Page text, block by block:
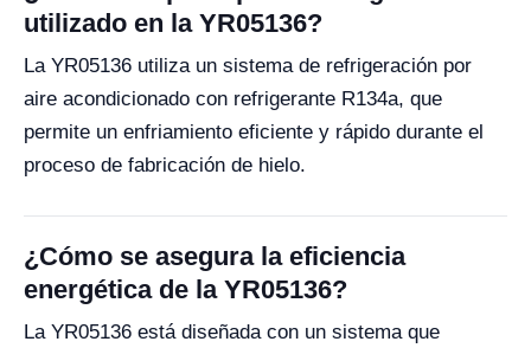
utilizado en la YR05136?
La YR05136 utiliza un sistema de refrigeración por
aire acondicionado con refrigerante R134a, que
permite un enfriamiento eficiente y rápido durante el
proceso de fabricación de hielo.
¿Cómo se asegura la eficiencia
energética de la YR05136?
La YR05136 está diseñada con un sistema que